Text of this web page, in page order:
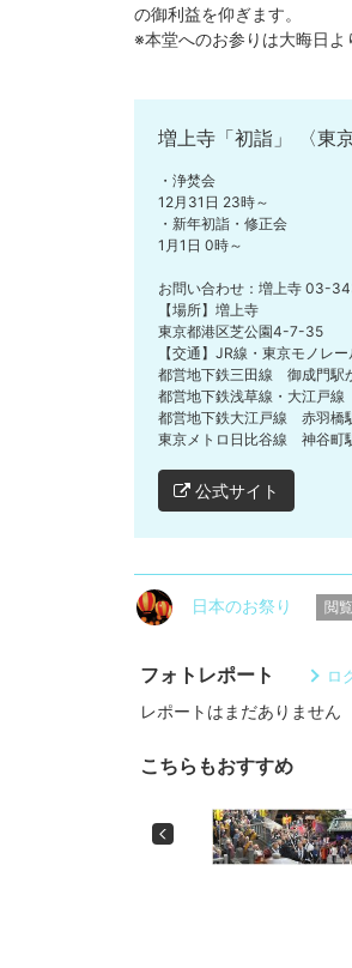
の御利益を仰ぎます。
※本堂へのお参りは大晦日よ
増上寺「初詣」 〈東京
・浄焚会
12月31日 23時～
・新年初詣・修正会
1月1日 0時～
お問い合わせ：増上寺 03-
【場所】増上寺
東京都港区芝公園4-7-35
【交通】JR線・東京モノレ
都営地下鉄三田線 御成門駅
都営地下鉄浅草線・大江戸
都営地下鉄大江戸線 赤羽橋
東京メトロ日比谷線 神谷町
公式サイト
日本のお祭り 閲
フォトレポート ロ
レポートはまだありません
こちらもおすすめ
Previous